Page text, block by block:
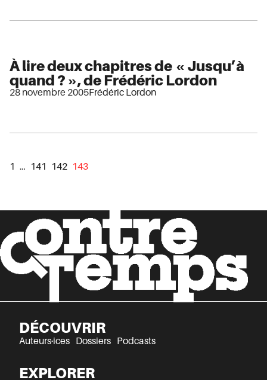
À lire deux chapitres de « Jusqu’à
quand ? », de Frédéric Lordon
28 novembre 2005Frédéric Lordon
1 … 141 142 143
DÉCOUVRIR
Auteurs·ices Dossiers Podcasts
EXPLORER